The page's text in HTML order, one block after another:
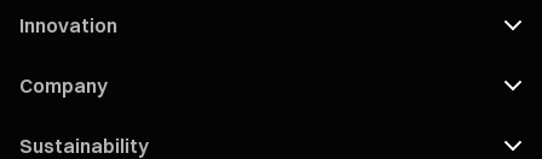
Innovation
Company
Sustainability